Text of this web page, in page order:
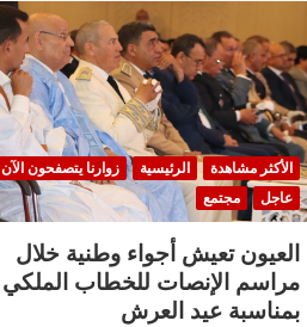
الأكثر مشاهدة الرئيسية
زوارنا يتصفحون الآن
عاجل
مجتمع
العيون تعيش أجواء وطنية خلال
مراسم الإنصات للخطاب الملكي
بمناسبة عيد العرش